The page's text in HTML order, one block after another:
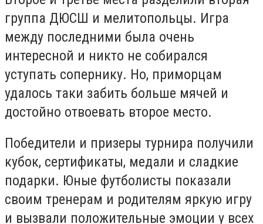
группа ДЮСШ и мелитопольцы. Игра
между последними была очень
интересной и никто не собирался
уступать сопернику. Но, приморцам
удалось таки забить больше мячей и
достойно отвоевать второе место.
Победители и призеры турнира получили
кубок, сертификаты, медали и сладкие
подарки. Юные футболисты показали
своим тренерам и родителям яркую игру
и вызвали положительные эмоции у всех